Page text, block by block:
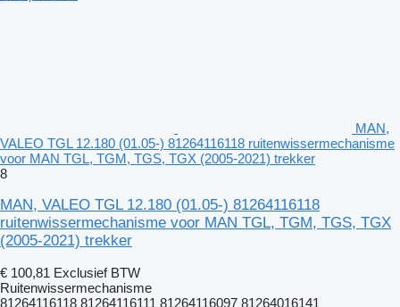
MAN,
VALEO TGL 12.180 (01.05-) 81264116118 ruitenwissermechanisme
voor MAN TGL, TGM, TGS, TGX (2005-2021) trekker
8
MAN, VALEO TGL 12.180 (01.05-) 81264116118
ruitenwissermechanisme voor MAN TGL, TGM, TGS, TGX
(2005-2021) trekker
€ 100,81 Exclusief BTW
Ruitenwissermechanisme
81264116118 81264116111 81264116097 81264016141